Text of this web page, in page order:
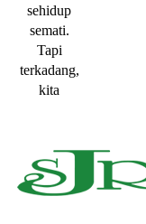
sehidup
semati.
Tapi
terkadang,
kita